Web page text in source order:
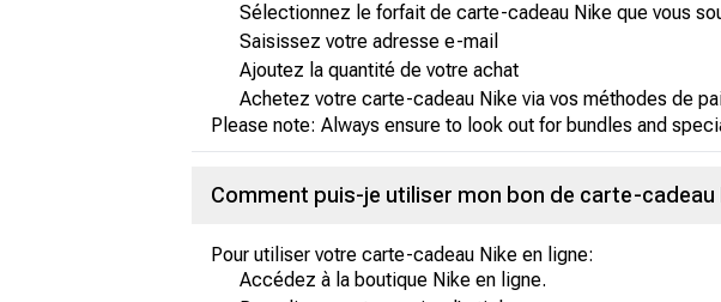
Sélectionnez le forfait de carte-cadeau Nike que vous
Saisissez votre adresse e-mail
Ajoutez la quantité de votre achat
Achetez votre carte-cadeau Nike via vos méthodes de
Please note: Always ensure to look out for bundles and
Comment puis-je utiliser mon bon de carte-cadeau
Pour utiliser votre carte-cadeau Nike en ligne:
Accédez à la boutique Nike en ligne.